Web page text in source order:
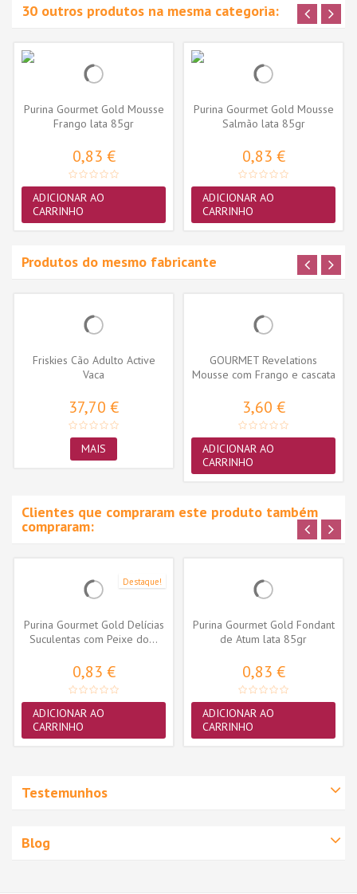
30 outros produtos na mesma categoria:
Purina Gourmet Gold Mousse
Frango lata 85gr
0,83 €
ADICIONAR AO
CARRINHO
Purina Gourmet Gold Mousse
Salmão lata 85gr
0,83 €
ADICIONAR AO
CARRINHO
Produtos do mesmo fabricante
Friskies Cão Adulto Active
Vaca
37,70 €
MAIS
GOURMET Revelations
Mousse com Frango e cascata
3,60 €
ADICIONAR AO
CARRINHO
Clientes que compraram este produto também
compraram:
Destaque!
Purina Gourmet Gold Delícias
Suculentas com Peixe do...
0,83 €
ADICIONAR AO
CARRINHO
Purina Gourmet Gold Fondant
de Atum lata 85gr
0,83 €
ADICIONAR AO
CARRINHO
Testemunhos
Blog